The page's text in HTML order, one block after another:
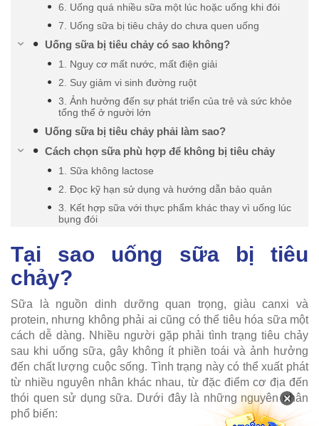
6. Uống quá nhiều sữa một lúc hoặc uống khi đói
7. Uống sữa bị tiêu chảy do chưa quen uống
Uống sữa bị tiêu chảy có sao không?
1. Nguy cơ mất nước, mất điện giải
2. Suy giảm vi sinh đường ruột
3. Ảnh hưởng đến sự phát triển của trẻ và sức khỏe
tổng thể ở người lớn
Uống sữa bị tiêu chảy phải làm sao?
Cách chọn sữa phù hợp để không bị tiêu chảy
1. Sữa không lactose
2. Đọc kỹ hạn sử dụng và hướng dẫn bảo quản
3. Kết hợp sữa với thực phẩm khác thay vì uống lúc
bụng đói
Tại sao uống sữa bị tiêu
chảy?
Sữa là nguồn dinh dưỡng quan trọng, giàu canxi và
protein, nhưng không phải ai cũng có thể tiêu hóa sữa một
cách dễ dàng. Nhiều người gặp phải tình trạng tiêu chảy
sau khi uống sữa, gây không ít phiền toái và ảnh hưởng
đến chất lượng cuộc sống. Tình trạng này có thể xuất phát
từ nhiều nguyên nhân khác nhau, từ đặc điểm cơ địa đến
thói quen sử dụng sữa. Dưới đây là những nguyên nhân
phổ biến:
×